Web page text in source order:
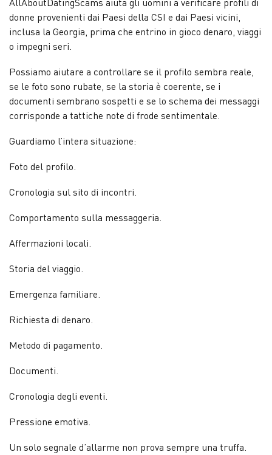
AllAboutDatingScams aiuta gli uomini a verificare profili di
donne provenienti dai Paesi della CSI e dai Paesi vicini,
inclusa la Georgia, prima che entrino in gioco denaro, viaggi
o impegni seri.
Possiamo aiutare a controllare se il profilo sembra reale,
se le foto sono rubate, se la storia è coerente, se i
documenti sembrano sospetti e se lo schema dei messaggi
corrisponde a tattiche note di frode sentimentale.
Guardiamo l’intera situazione:
Foto del profilo.
Cronologia sul sito di incontri.
Comportamento sulla messaggeria.
Affermazioni locali.
Storia del viaggio.
Emergenza familiare.
Richiesta di denaro.
Metodo di pagamento.
Documenti.
Cronologia degli eventi.
Pressione emotiva.
Un solo segnale d’allarme non prova sempre una truffa.